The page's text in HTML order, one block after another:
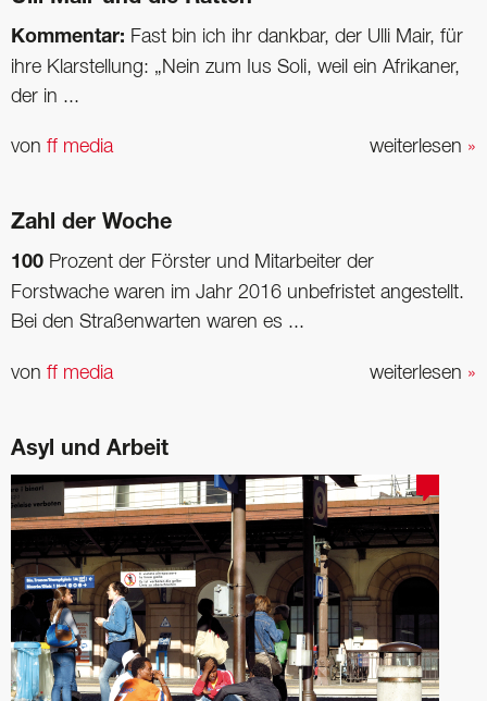
Kommentar: Fast bin ich ihr dankbar, der Ulli Mair, für
ihre Klarstellung: „Nein zum Ius Soli, weil ein Afrikaner,
der in ...
weiterlesen »
von ff media
Zahl der Woche
100 Prozent der Förster und Mitarbeiter der
Forstwache waren im Jahr 2016 unbefristet angestellt.
Bei den Straßenwarten waren es ...
weiterlesen »
von ff media
Asyl und Arbeit